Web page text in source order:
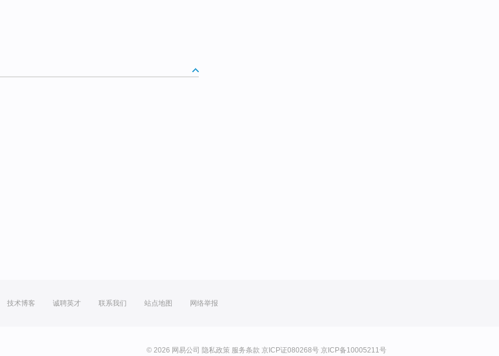
技术博客 诚聘英才 联系我们 站点地图 网络举报
© 2026 网易公司 隐私政策 服务条款 京ICP证080268号 京ICP备10005211号